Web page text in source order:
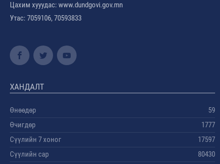
Цахим хууудас: www.dundgovi.gov.mn
Утас: 7059106, 70593833
ХАНДАЛТ
Өнөөдөр
59
Өчигдөр
1777
Сүүлийн 7 хоног
17597
Сүүлийн сар
80430